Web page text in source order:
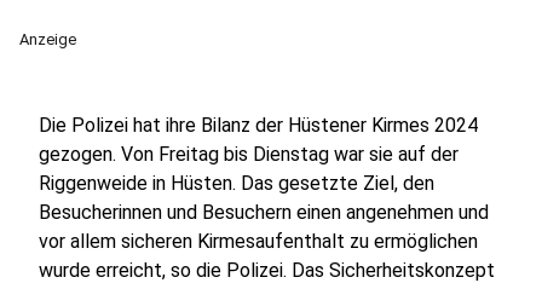
Anzeige
Die Polizei hat ihre Bilanz der Hüstener Kirmes 2024
gezogen. Von Freitag bis Dienstag war sie auf der
Riggenweide in Hüsten. Das gesetzte Ziel, den
Besucherinnen und Besuchern einen angenehmen und
vor allem sicheren Kirmesaufenthalt zu ermöglichen
wurde erreicht, so die Polizei. Das Sicherheitskonzept